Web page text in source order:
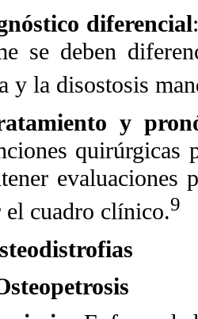
diferencial
se deben
y la disostosis
y
quirúrgicas
evaluaciones
el cuadro clínico.9